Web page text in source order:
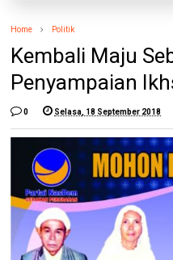
Home Politik
Kembali Maju
Penyampaian
0 Selasa, 18 September 2018